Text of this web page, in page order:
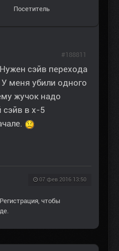
Посетитель
сэйв перехода
меня убили одного
жучок надо
в x-5
07 фев 2016 13:50
#188811
Регистрация, чтобы